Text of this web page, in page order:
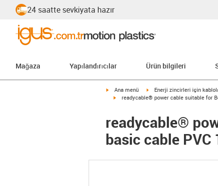
24 saatte sevkiyata hazır
Mağaza Yapılandırıcılar Ürün bilgileri
igus-icon-arrow-right
Ana menü igus-icon-arrow-right
Enerji zincirleri için
igus-icon-arrow-right
readycable® power cable suitable for
readycable®
basic cable PVC